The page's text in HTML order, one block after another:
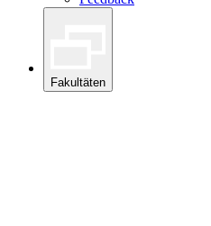
Fakultäten